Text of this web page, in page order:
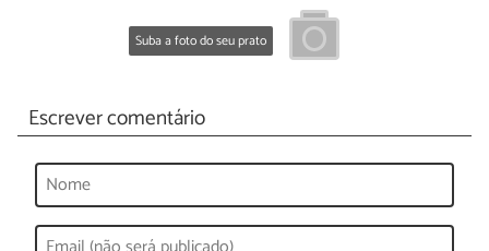
Suba a foto do seu prato
Escrever comentário